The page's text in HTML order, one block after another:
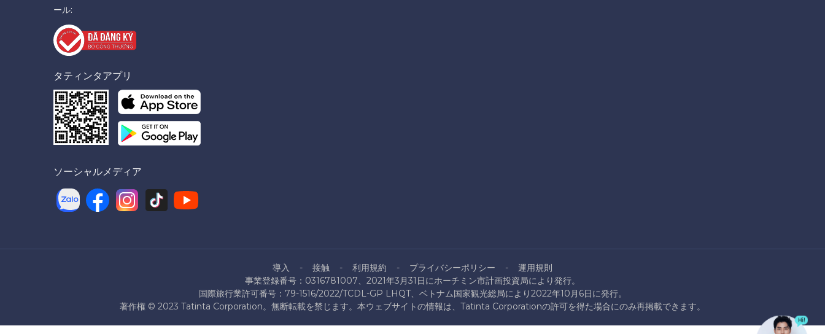
ール:
タティンタアプリ
ソーシャルメディア
導入 接触 利用規約 プライバシーポリシー
運用規則
事業登録番号：0316781007、2021年3月31日にホーチミン市計画投資局により発行。
国際旅行業許可番号：79-1516/2022/TCDL-GP LHQT、ベトナム国家観光総局により2022年10月6日に発行。
著作権 © 2023 Tatinta Corporation。無断転載を禁じます。本ウェブサイトの情報は、Tatinta Corporationの許可を得た場合にのみ再掲載できます。